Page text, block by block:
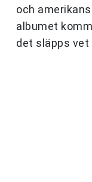
och
albumet
det släpps vet